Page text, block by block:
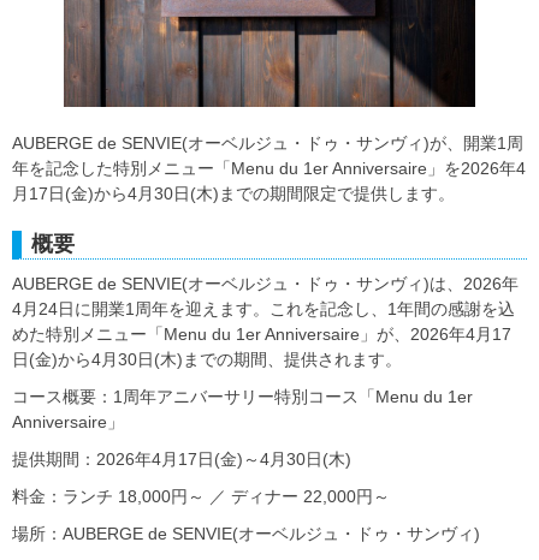
AUBERGE de SENVIE(オーベルジュ・ドゥ・サンヴィ)が、開業1周
年を記念した特別メニュー「Menu du 1er Anniversaire」を2026年4
月17日(金)から4月30日(木)までの期間限定で提供します。
概要
AUBERGE de SENVIE(オーベルジュ・ドゥ・サンヴィ)は、2026年
4月24日に開業1周年を迎えます。これを記念し、1年間の感謝を込
めた特別メニュー「Menu du 1er Anniversaire」が、2026年4月17
日(金)から4月30日(木)までの期間、提供されます。
コース概要：1周年アニバーサリー特別コース「Menu du 1er
Anniversaire」
提供期間：2026年4月17日(金)～4月30日(木)
料金：ランチ 18,000円～ ／ ディナー 22,000円～
場所：AUBERGE de SENVIE(オーベルジュ・ドゥ・サンヴィ)